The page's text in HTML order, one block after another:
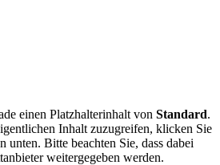
einen Platzhalterinhalt von Standard.
Inhalt zuzugreifen, klicken Sie
unten. Bitte beachten Sie, dass dabei
weitergegeben werden.